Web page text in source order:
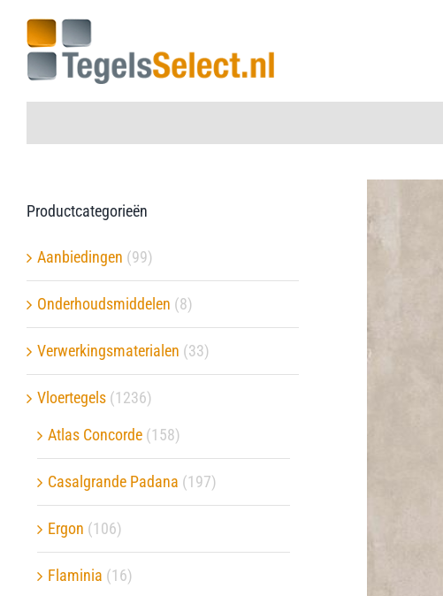
naar
inhoud
Vloertegels
Wandtegels
Aanbiedingen
Onderhoudsmiddelen
Verwerkingsmaterialen
Over ons
Contact
Productcategorieën
Aanbiedingen (99)
Onderhoudsmiddelen (8)
Verwerkingsmaterialen (33)
Vloertegels (1236)
Atlas Concorde (158)
Casalgrande Padana (197)
Ergon (106)
Flaminia (16)